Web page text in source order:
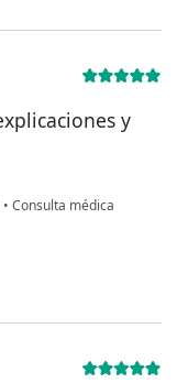
y
• Consulta médica